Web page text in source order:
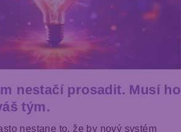
nestačí prosadit. Musí ho
tým.
nestane to, že by nový systém